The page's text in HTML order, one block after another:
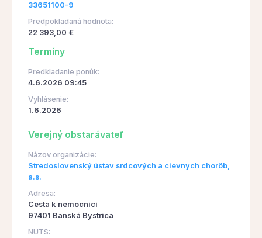
33651100-9
Predpokladaná hodnota:
22 393,00 €
Termíny
Predkladanie ponúk:
4.6.2026 09:45
Vyhlásenie:
1.6.2026
Verejný obstarávateľ
Názov organizácie:
Stredoslovenský ústav srdcových a cievnych chorôb,
a.s.
Adresa:
Cesta k nemocnici
97401 Banská Bystrica
NUTS: